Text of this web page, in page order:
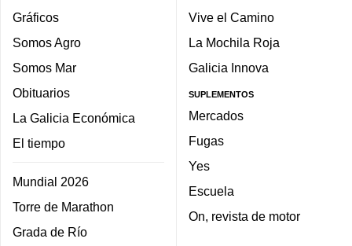
Gráficos
Somos Agro
Somos Mar
Obituarios
La Galicia Económica
El tiempo
Mundial 2026
Torre de Marathon
Grada de Río
Vive el Camino
La Mochila Roja
Galicia Innova
SUPLEMENTOS
Mercados
Fugas
Yes
Escuela
On, revista de motor